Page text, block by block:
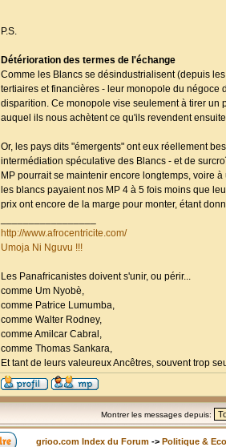
P.S.
Détérioration des termes de l'échange
Comme les Blancs se désindustrialisent (depuis
tertiaires et financières - leur monopole du
disparition. Ce monopole vise seulement à tirer
auquel ils nous achètent ce qu'ils revendent
Or, les pays dits "émergents" ont eux réellement
intermédiation spéculative des Blancs - et de
MP pourrait se maintenir encore longtemps, voire
les blancs payaient nos MP 4 à 5 fois moins que
prix ont encore de la marge pour monter, étant
http://www.afrocentricite.com/
Umoja Ni Nguvu !!!
Les Panafricanistes doivent s'unir, ou périr...
comme Um Nyobè,
comme Patrice Lumumba,
comme Walter Rodney,
comme Amilcar Cabral,
comme Thomas Sankara,
Et tant de leurs valeureux Ancêtres, souvent trop
Montrer les messages depuis:
grioo.com Index du Forum -> Politique &